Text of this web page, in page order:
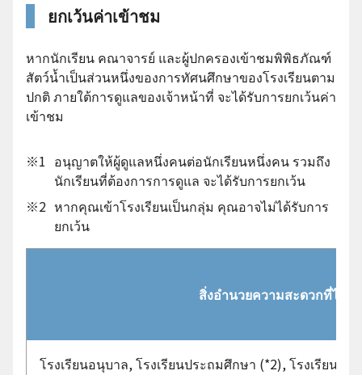
ยกเว้นค่าเข้าชม
หากนักเรียน คณาจารย์ และผู้ปกครองเข้าชมพิพิธภัณฑ์
สัตว์น้ำเป็นส่วนหนึ่งของการทัศนศึกษาของโรงเรียนตาม
ปกติ ภายใต้การดูแลของเจ้าหน้าที่ จะได้รับการยกเว้นค่า
เข้าชม
※1 อนุญาตให้ผู้ดูแลหนึ่งคนต่อนักเรียนหนึ่งคน รวมถึง
นักเรียนที่ต้องการการดูแล จะได้รับการยกเว้น
※2 หากคุณเข้าโรงเรียนเป็นกลุ่ม คุณอาจไม่ได้รับการ
ยกเว้น
สิ่งอำนวยความสะดวกที่ได้รั
โรงเรียนอนุบาล, โรงเรียนประถมศึกษา (*2), โรงเรียนมั